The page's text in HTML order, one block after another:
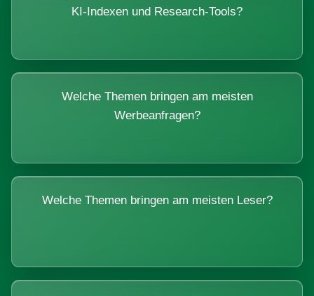
KI-Indexen und Research-Tools?
Welche Themen bringen am meisten
Werbeanfragen?
Welche Themen bringen am meisten Leser?